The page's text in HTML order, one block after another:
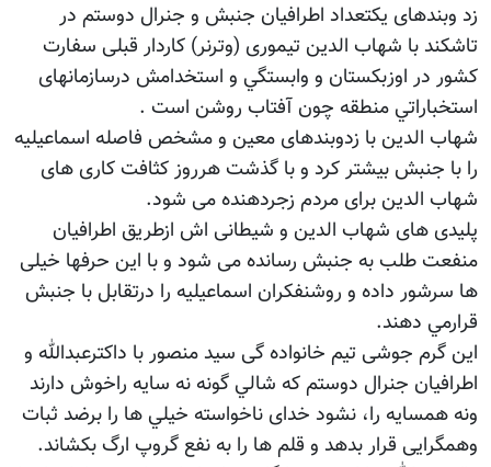
زد وبندهای يکتعداد اطرافيان جنبش و جنرال دوستم در
تاشکند با شهاب الدين تيموری (وترنر) کاردار قبلی سفارت
کشور در اوزبکستان و وابستگي و استخدامش درسازمانهای
استخباراتي منطقه چون آفتاب روشن است .
شهاب الدين با زدوبندهای معين و مشخص فاصله اسماعيليه
را با جنبش بيشتر کرد و با گذشت هرروز کثافت کاری های
شهاب الدين برای مردم زجردهنده می شود.
پليدی های شهاب الدين و شيطانی اش ازطریق اطرافيان
منفعت طلب به جنبش رسانده می شود و با اين حرفها خيلی
ها سرشور داده و روشنفکران اسماعيليه را درتقابل با جنبش
قرارمي دهند.
اين گرم جوشی تيم خانواده گی سيد منصور با داکترعبدالله و
اطرافيان جنرال دوستم که شالي گونه نه سايه راخوش دارند
ونه همسايه را، نشود خدای ناخواسته خيلي ها را برضد ثبات
وهمگرايی قرار بدهد و قلم ها را به نفع گروپ ارگ بکشاند.